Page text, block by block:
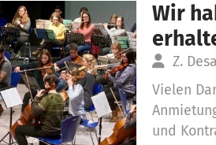
Wir
Z.
Vielen
und